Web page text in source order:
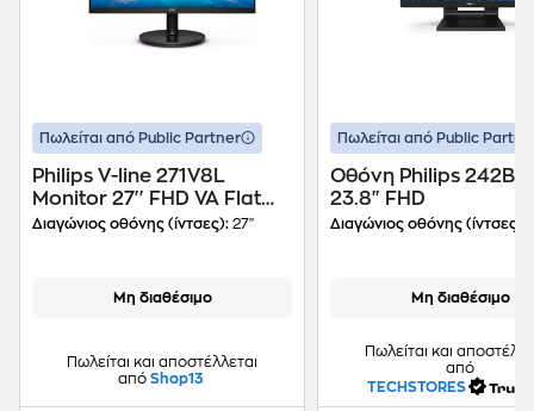
Πωλείται από Public Partner
Philips V-line 271V8L
Monitor 27'' FHD VA Flat
75Hz 4ms
Διαγώνιος οθόνης (ίντσες): 27"
Μη διαθέσιμο
Πωλείται και αποστέλλεται
από Shop13
Πωλείται από Public
Οθόνη Philips
23.8" FHD
Διαγώνιος οθόνης (ίντσες):
Μη διαθέσιμο
Πωλείται και
από
TECHSTORES